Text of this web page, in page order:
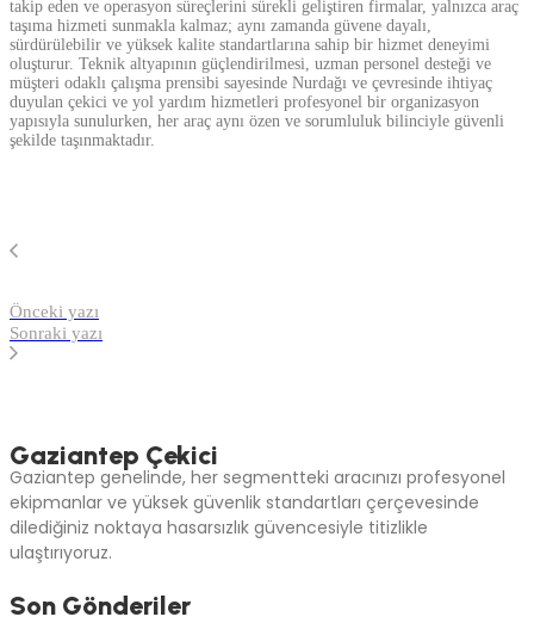
takip eden ve operasyon süreçlerini sürekli geliştiren firmalar, yalnızca araç
taşıma hizmeti sunmakla kalmaz; aynı zamanda güvene dayalı,
sürdürülebilir ve yüksek kalite standartlarına sahip bir hizmet deneyimi
oluşturur. Teknik altyapının güçlendirilmesi, uzman personel desteği ve
müşteri odaklı çalışma prensibi sayesinde Nurdağı ve çevresinde ihtiyaç
duyulan çekici ve yol yardım hizmetleri profesyonel bir organizasyon
yapısıyla sunulurken, her araç aynı özen ve sorumluluk bilinciyle güvenli
şekilde taşınmaktadır.
Önceki yazı
Sonraki yazı
Gaziantep Çekici
Gaziantep genelinde, her segmentteki aracınızı profesyonel
ekipmanlar ve yüksek güvenlik standartları çerçevesinde
dilediğiniz noktaya hasarsızlık güvencesiyle titizlikle
ulaştırıyoruz.
Son Gönderiler